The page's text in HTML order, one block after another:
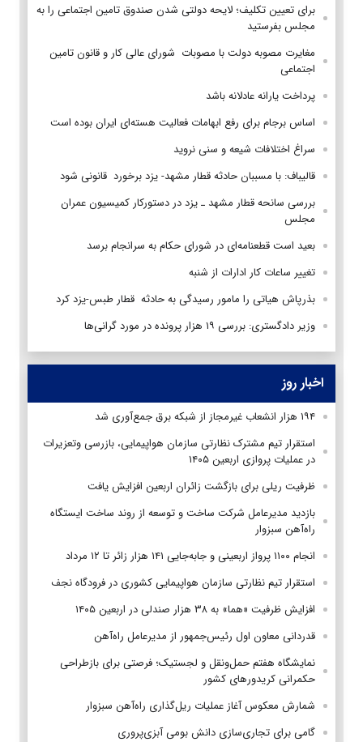
برای تعیین تکلیف؛ لایحه دولتی شدن صندوق تامین اجتماعی را به
مجلس بفرستید
مغایرت مصوبه دولت با مصوبات شورای عالی کار و قانون تامین
اجتماعی
پرداخت یارانه عادلانه باشد
اساس برجام برای رفع ابهامات فعالیت هسته‌ای ایران بوده است
سراغ اختلافات شیعه و سنی نروید
قالیباف: با مسببان حادثه قطار مشهد- یزد برخورد قانونی شود
بررسی سانحه قطار مشهد ـ یزد در دستورکار کمیسیون عمران
مجلس
بعید است قطعنامه‌ای در شورای حکام به سرانجام برسد
تغییر ساعات کار ادارات از شنبه
بذرپاش هیاتی را مامور رسیدگی به حادثه قطار طبس-یزد کرد
وزیر دادگستری: بررسی ۱۹ هزار پرونده در مورد گرانی‌ها
اخبار روز
۱۹۴ هزار انشعاب غیرمجاز از شبکه برق جمع‌آوری شد
استقرار تیم مشترک نظارتی سازمان هواپیمایی، بازرسی وتعزیرات
در عملیات پروازی اربعین ۱۴۰۵
ظرفیت ریلی برای بازگشت زائران اربعین افزایش یافت
بازدید مدیرعامل شرکت ساخت و توسعه از روند ساخت ایستگاه
راه‌آهن سبزوار
انجام ۱۱۰۰ پرواز اربعینی و جابه‌جایی ۱۴۱ هزار زائر تا ۱۲ مرداد
استقرار تیم‌ نظارتی سازمان هواپیمایی کشوری در فرودگاه نجف
افزایش ظرفیت «هما» به ۳۸ هزار صندلی در اربعین ۱۴۰۵
قدردانی معاون اول رئیس‌جمهور از مدیرعامل راه‌آهن
نمایشگاه هفتم حمل‌ونقل و لجستیک؛ فرصتی برای بازطراحی
حکمرانی کریدورهای کشور
شمارش معکوس آغاز عملیات ریل‌گذاری راه‌آهن سبزوار
گامی برای تجاری‌سازی دانش بومی آبزی‌پروری